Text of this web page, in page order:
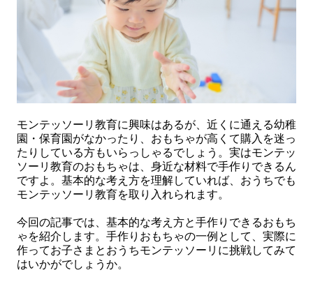
モンテッソーリ教育に興味はあるが、近くに通える幼稚
園・保育園がなかったり、おもちゃが高くて購入を迷っ
たりしている方もいらっしゃるでしょう。実はモンテッ
ソーリ教育のおもちゃは、身近な材料で手作りできるん
ですよ。基本的な考え方を理解していれば、おうちでも
モンテッソーリ教育を取り入れられます。
今回の記事では、基本的な考え方と手作りできるおもち
ゃを紹介します。手作りおもちゃの一例として、実際に
作ってお子さまとおうちモンテッソーリに挑戦してみて
はいかがでしょうか。